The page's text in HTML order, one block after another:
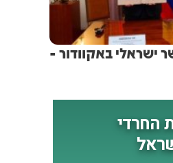
44 שנים: שר ישראלי באקוודור -